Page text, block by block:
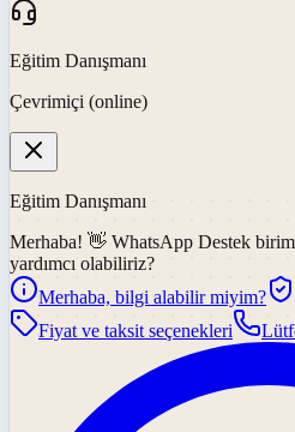
Eğitim Danışmanı
Çevrimiçi (online)
Eğitim Danışmanı
Merhaba! 👋 WhatsApp Destek
yardımcı olabiliriz?
Merhaba, bilgi alabilir miyim?
Fiyat ve taksit seçenekleri